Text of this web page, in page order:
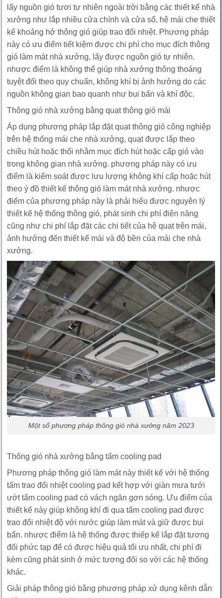
lấy nguồn gió tươi tự nhiên ngoài trời bằng các thiết kế nhà
xưởng như lắp nhiều cửa chính và cửa sổ, hệ mái che thiết
kế khoảng hở thông gió giúp trao đổi nhiệt. Phương pháp
này có ưu điểm tiết kiệm được chi phí cho mục đích thông
gió làm mát nhà xưởng, lấy được nguồn gió tự nhiên.
nhược điểm là không thể giúp nhà xưởng thông thoáng
tuyệt đối theo quy chuẩn, không khí bị ảnh hưởng do các
nguồn không gian bao quanh như bụi bẩn và khí độc.
Thông gió nhà xưởng bằng quạt thông gió mái
Áp dụng phương pháp lắp đặt quạt thông gió công nghiệp
trên hệ thống mái che nhà xưởng, quạt được lắp theo
chiều hút hoặc thổi nhằm mục đích hút hoặc cấp gió vào
trong không gian nhà xưởng. phương pháp này có ưu
điểm là kiểm soát được lưu lượng không khí cấp hoặc hút
theo ý đồ thiết kế thông gió làm mát nhà xưởng. nhược
điểm của phương pháp này là phải hiểu được nguyên lý
thiết kế hệ thống thông gió, phát sinh chi phí điện năng
cũng như chi phí lắp đặt các chi tiết của hệ quạt trên mái,
ảnh hưởng đến thiết kế mái và độ bền của mái che nhà
xưởng.
Một số phương pháp thông gió nhà xưởng năm 2023
Thông gió nhà xưởng bằng tấm cooling pad
Phương pháp thông gió làm mát này thiết kế với hệ thống
tấm trao đổi nhiệt cooling pad kết hợp với giàn mưa tưới
ướt tấm cooling pad có vách ngăn gợn sóng. Ưu điểm của
thiết kế này giúp không khí đi qua tấm cooling pad được
trao đổi nhiệt độ với nước giúp làm mát và giữ được bụi
bẩn. nhược điểm là hệ thống được thiếp kế lắp đặt tương
đối phức tạp để có được hiệu quả tối ưu nhất, chi phí đi
kèm cũng phát sinh ở mức tương đối so với các hệ thống
khác.
Giải pháp thông gió bằng phương pháp xử dụng kênh dẫn